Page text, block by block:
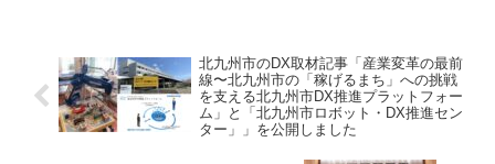
北九州市のDX取材記事「産業変革の最前
線〜北九州市の「稼げるまち」への挑戦
を支える北九州市DX推進プラットフォー
ム」と「北九州市ロボット・DX推進セン
ター」」を公開しました